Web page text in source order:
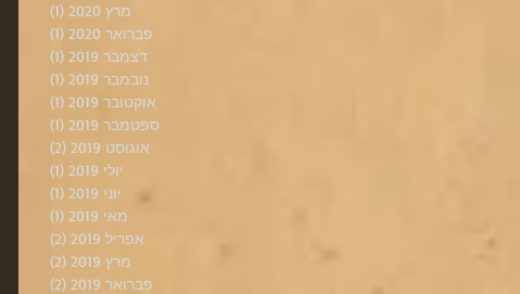
מרץ 2020
(1)
פברואר 2020
(1)
דצמבר 2019
(1)
נובמבר 2019
(1)
אוקטובר 2019
(1)
ספטמבר 2019
(1)
אוגוסט 2019
(2)
יולי 2019
(1)
יוני 2019
(1)
מאי 2019
(1)
אפריל 2019
(2)
מרץ 2019
(2)
פברואר 2019
(2)